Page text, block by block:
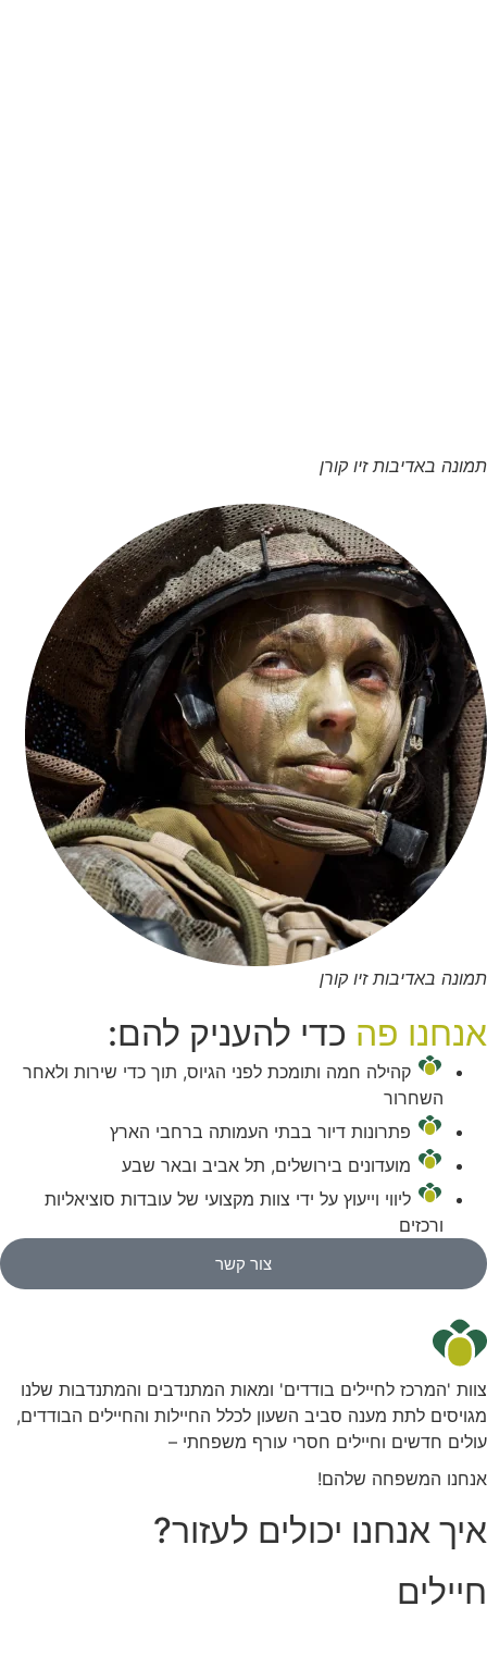
תמונה באדיבות זיו קורן
תמונה באדיבות זיו קורן
אנחנו פה כדי להעניק להם:
קהילה חמה ותומכת לפני הגיוס, תוך כדי שירות ולאחר
השחרור
פתרונות דיור בבתי העמותה ברחבי הארץ
מועדונים בירושלים, תל אביב ובאר שבע
ליווי וייעוץ על ידי צוות מקצועי של עובדות סוציאליות
ורכזים
צור קשר
צוות 'המרכז לחיילים בודדים' ומאות המתנדבים והמתנדבות שלנו
מגויסים לתת מענה סביב השעון לכלל החיילות והחיילים הבודדים,
עולים חדשים וחיילים חסרי עורף משפחתי –
אנחנו המשפחה שלהם!
איך אנחנו יכולים לעזור?
חיילים